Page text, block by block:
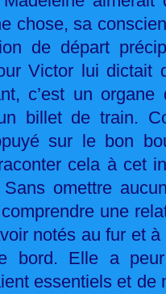
chose, sa
de départ
Victor lui dictait
c’est un
billet de train.
sur le bon
cela à cet
Sans omettre
une
notés au fur et
bord. Elle a
essentiels et de